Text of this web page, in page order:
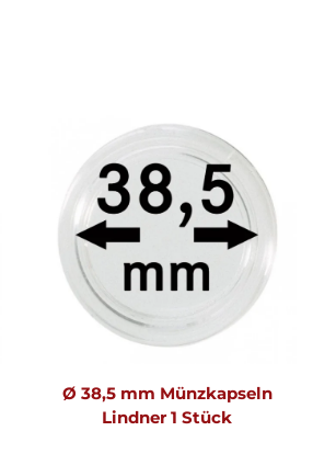
Ø 38,5 mm Münzkapseln
Lindner 1 Stück